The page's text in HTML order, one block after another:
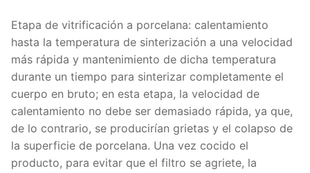
Etapa de vitrificación a porcelana: calentamiento
hasta la temperatura de sinterización a una velocidad
más rápida y mantenimiento de dicha temperatura
durante un tiempo para sinterizar completamente el
cuerpo en bruto; en esta etapa, la velocidad de
calentamiento no debe ser demasiado rápida, ya que,
de lo contrario, se producirían grietas y el colapso de
la superficie de porcelana. Una vez cocido el
producto, para evitar que el filtro se agriete, la